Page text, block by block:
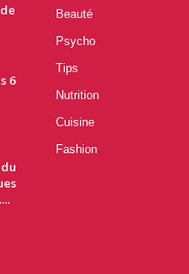
6
Beauté
Psycho
Tips
Nutrition
Cuisine
Fashion